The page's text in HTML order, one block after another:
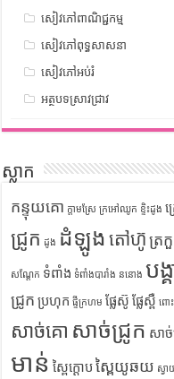
សៀវភៅពាណិជ្ជកម្ម
សៀវភៅពុទ្ធសាសនា
សៀវភៅអប់រំ
អត្ថបទស្រាវជ្រាវ
ស្លាក
កន្ទុយគោ ក្តាមស្រែ ក្រអៅឈូក ខ្ទិះដូង
ជ្រូក ដូង ដំឡូង តៅហ៊ូ ត្រ
សណ្តែក ទំពាំង ទំពាំងបារាំង ននោង បង្
ជ្រូក ប្រហុក ផ្ទីក្រហម ផ្លែស៊ូ ផ្លែស្ពឺ ពោ
សាច់គោ សាច់ជ្រូក សាច់
មាន់ ស្ពៃក្តោប ស្ពៃយូឆយ ស្វា